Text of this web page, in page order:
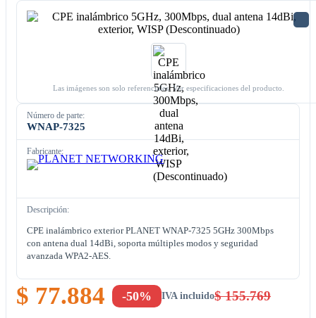
Las imágenes son solo referenciales. Ver especificaciones del producto.
Número de parte:
WNAP-7325
Fabricante:
Descripción:
CPE inalámbrico exterior PLANET WNAP-7325 5GHz 300Mbps
con antena dual 14dBi, soporta múltiples modos y seguridad
avanzada WPA2-AES.
$ 77.884 -50% IVA incluido$ 155.769